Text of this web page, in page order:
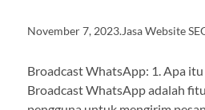
November 7, 2023.Jasa Website
Broadcast WhatsApp: 1. Apa
Broadcast WhatsApp adalah